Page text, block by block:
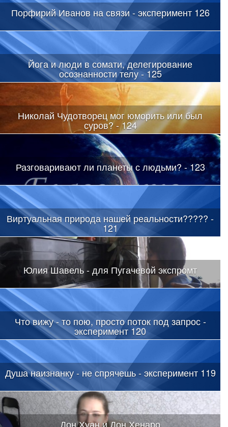
Порфирий Иванов на связи - эксперимент 126
Йога и люди в сомати, делегирование
осознанности телу - 125
Николай Чудотворец мог юморить или был
суров? - 124
Разговаривают ли планеты с людьми? - 123
Виртуальная природа нашей реальности????? -
121
Юлия Шавель - для Пугачевой экспромт
Что вижу - то пою, просто поток под запрос -
эксперимент 120
Душа наизнанку - не спрячешь - эксперимент 119
Дон Хуан и Дон Хенаро